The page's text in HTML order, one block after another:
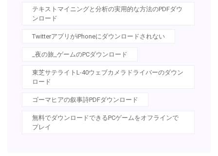
テキストマイニングと分析の実用的な方法のPDFダウ
ンロード
TwitterアプリがiPhoneにダウンロードされない
_夜の旅_ゲームのPCダウンロード
東芝サテライトL-40ウェブカメラドライバーのダウン
ロード
ゴーマヒアの叙事詩PDFダウンロード
無料でダウンロードできるPCゲームをオフラインで
プレイ